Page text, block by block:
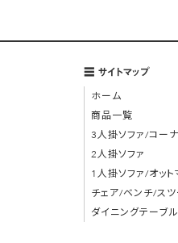
ご住所
会社名（法
住居タイプ
サイトマップ
ホーム
商品一覧
3人掛ソファ/コー
2人掛ソファ
1人掛ソファ/オット
チェア/ベンチ/スツ
ダイニングテーブル